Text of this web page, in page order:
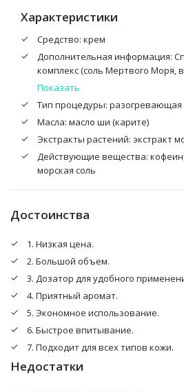
Характеристики
Средство: крем
Дополнительная информация:
комплекс (соль Мертвого Моря,
ламинария, саргассум) и
гарпагоситум) нормализуют
способствуют выведению
жидкости, восстанавливают
теофиллин и экстракт красного
циркуляцию крови, создают
абрикоса, зародышей
Показать
Тип процедуры: разогревающая
Масла: масло ши (карите)
Экстракты растений: экстракт
Действующие вещества:
морская соль
Достоинства
1. Низкая цена.
2. Большой объем.
3. Дозатор для удобного
4. Приятный аромат.
5. Экономное использование.
6. Быстрое впитывание.
7. Подходит для всех типов кожи.
Недостатки